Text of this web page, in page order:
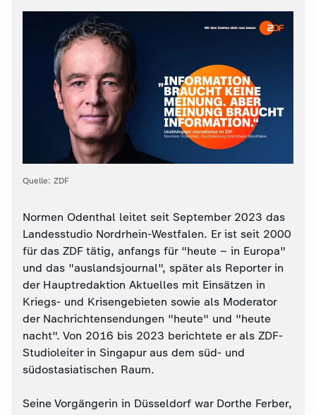
Quelle: ZDF
Normen Odenthal leitet seit September 2023 das
Landesstudio Nordrhein-Westfalen. Er ist seit 2000
für das ZDF tätig, anfangs für "heute – in Europa"
und das "auslandsjournal", später als Reporter in
der Hauptredaktion Aktuelles mit Einsätzen in
Kriegs- und Krisengebieten sowie als Moderator
der Nachrichtensendungen "heute" und "heute
nacht". Von 2016 bis 2023 berichtete er als ZDF-
Studioleiter in Singapur aus dem süd- und
südostasiatischen Raum.
Seine Vorgängerin in Düsseldorf war Dorthe Ferber,